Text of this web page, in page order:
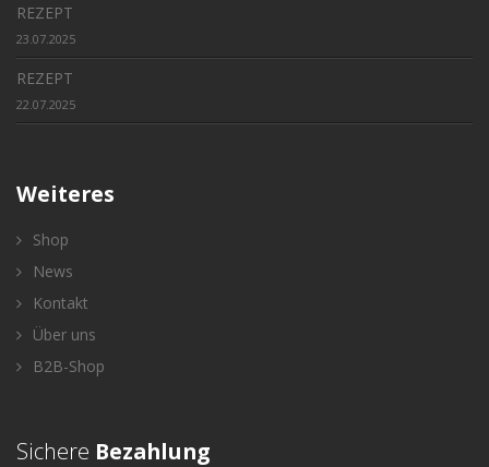
REZEPT
23.07.2025
REZEPT
22.07.2025
Weiteres
Shop
News
Kontakt
Über uns
B2B-Shop
Sichere Bezahlung